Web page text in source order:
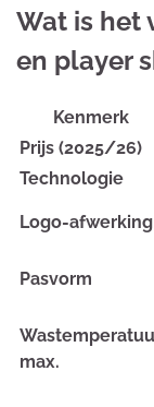
Wat is het
en player
Kenmerk
Prijs (2025/26)
Technologie
Logo-afwerking
Pasvorm
max.